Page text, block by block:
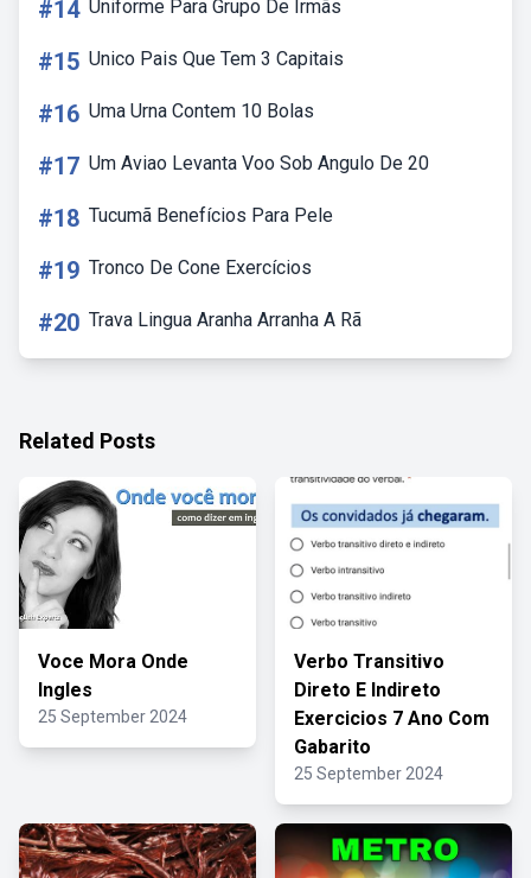
#14 Uniforme Para Grupo De Irmãs
#15 Unico Pais Que Tem 3 Capitais
#16 Uma Urna Contem 10 Bolas
#17 Um Aviao Levanta Voo Sob Angulo De 20
#18 Tucumã Benefícios Para Pele
#19 Tronco De Cone Exercícios
#20 Trava Lingua Aranha Arranha A Rã
Related Posts
Voce Mora Onde
Ingles
25 September 2024
Verbo Transitivo
Direto E Indireto
Exercicios 7 Ano Com
Gabarito
25 September 2024